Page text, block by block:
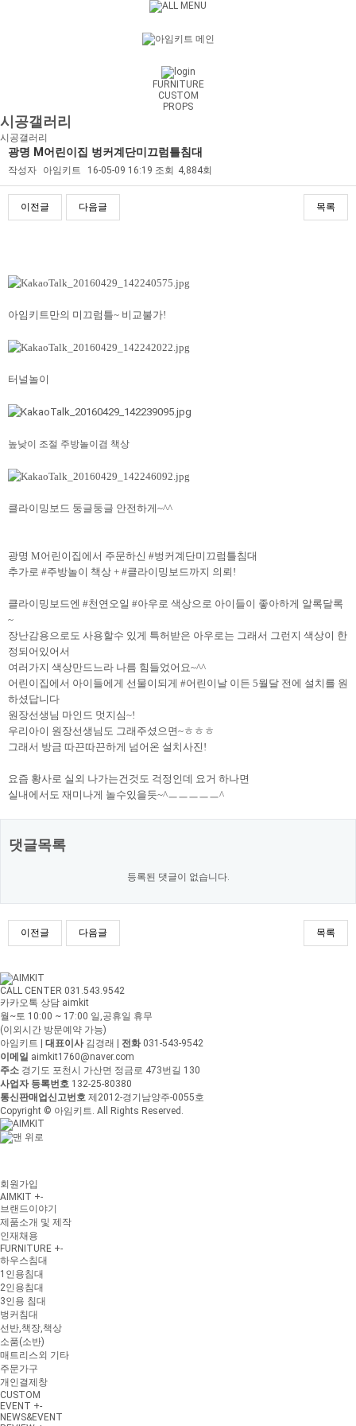
FURNITURE
CUSTOM
PROPS
시공갤러리
시공갤러리
광명 M어린이집 벙커계단미끄럼틀침대
작성자 아임키트 16-05-09 16:19 조회 4,884회
이전글 다음글 목록
아임키트만의 미끄럼틀~ 비교불가!
터널놀이
높낮이 조절 주방놀이겸 책상
클라이밍보드 둥글둥글 안전하게~^^
광명 M어린이집에서 주문하신 #벙커계단미끄럼틀침대
추가로 #주방놀이 책상 + #클라이밍보드까지 의뢰!
클라이밍보드엔 #천연오일 #아우로 색상으로 아이들이 좋아하게 알록달록
~
장난감용으로도 사용할수 있게 특허받은 아우로는 그래서 그런지 색상이 한
정되어있어서
여러가지 색상만드느라 나름 힘들었어요~^^
어린이집에서 아이들에게 선물이되게 #어린이날 이든 5월달 전에 설치를 원
하셨답니다
원장선생님 마인드 멋지심~!
우리아이 원장선생님도 그래주셨으면~ㅎㅎㅎ
그래서 방금 따끈따끈하게 넘어온 설치사진!
요즘 황사로 실외 나가는건것도 걱정인데 요거 하나면
실내에서도 재미나게 놀수있을듯~^ㅡㅡㅡㅡㅡ^
댓글목록
등록된 댓글이 없습니다.
이전글 다음글 목록
CALL CENTER 031.543.9542
카카오톡 상담 aimkit
월~토 10:00 ~ 17:00 일,공휴일 휴무
(이외시간 방문예약 가능)
아임키트
대표이사김경래 전화031-543-9542
이메일 aimkit1760@naver.com
주소 경기도 포천시 가산면 정금로 473번길 130
사업자 등록번호 132-25-80380
통신판매업신고번호 제2012-경기남양주-0055호
Copyright © 아임키트. All Rights Reserved.
회원가입
AIMKIT +-
브랜드이야기
제품소개 및 제작
인재채용
FURNITURE +-
하우스침대
1인용침대
2인용침대
3인용 침대
벙커침대
선반,책장,책상
소품(소반)
매트리스외 기타
주문가구
개인결제창
CUSTOM
EVENT +-
NEWS&EVENT